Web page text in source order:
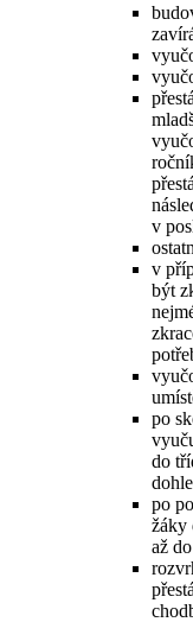
v
v
být
po
do
po
žáky
až